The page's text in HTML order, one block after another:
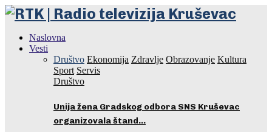
Naslovna
Vesti
Društvo Ekonomija Zdravlje Obrazovanje Kultura
Sport Servis
Društvo
Unija žena Gradskog odbora SNS Kruševac
organizovala štand…